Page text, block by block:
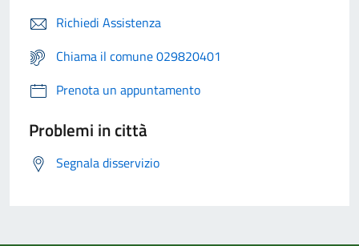
Richiedi Assistenza
Chiama il comune 029820401
Prenota un appuntamento
Problemi in città
Segnala disservizio